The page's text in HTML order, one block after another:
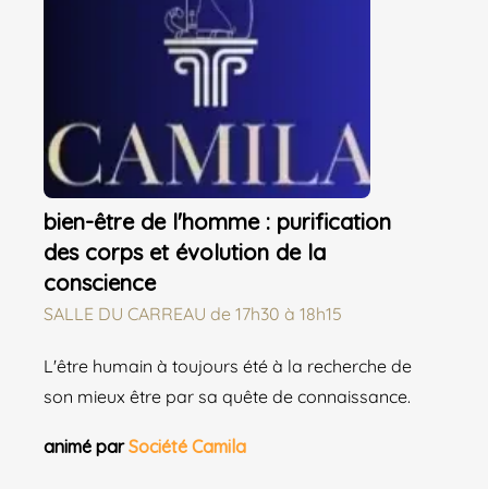
bien-être de l'homme : purification
des corps et évolution de la
conscience
SALLE DU CARREAU de 17h30 à 18h15
L'être humain à toujours été à la recherche de
son mieux être par sa quête de connaissance.
animé parSociété Camila